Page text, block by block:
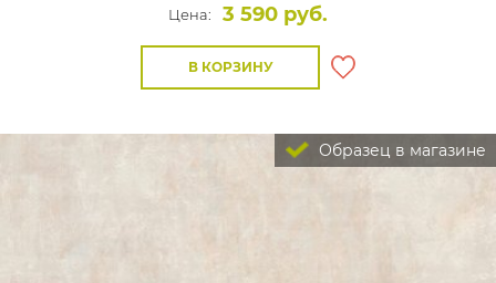
Цена:
3 590 руб.
В КОРЗИНУ
Образец в магазине